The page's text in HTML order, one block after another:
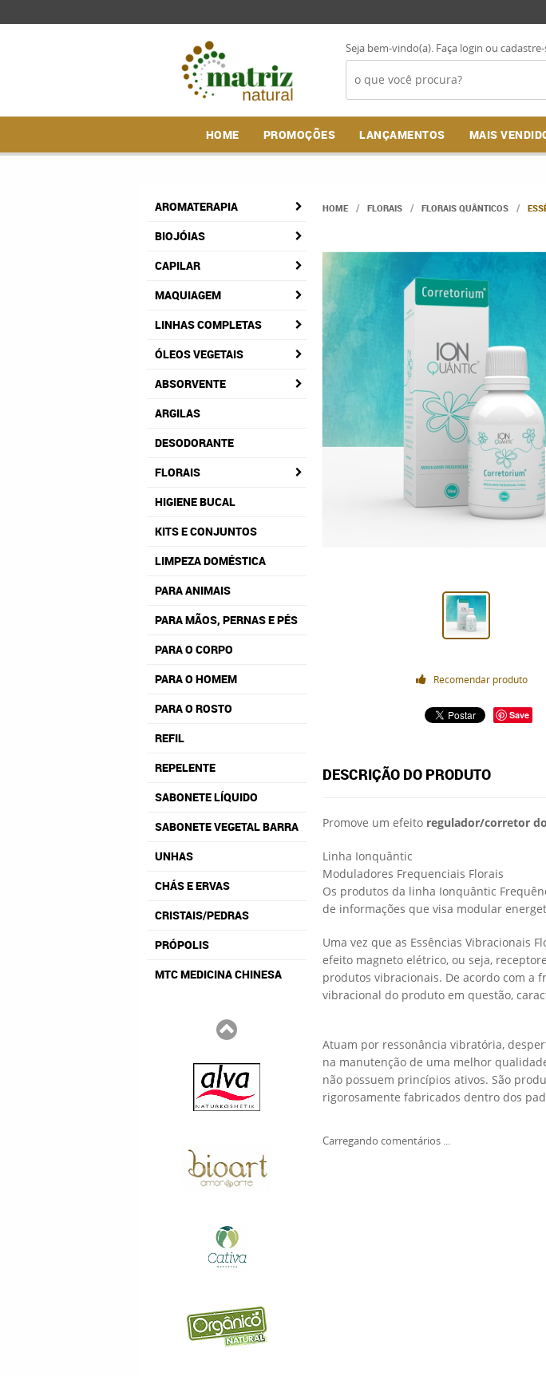
Seja bem-vindo(a). Faça login ou
HOME PROMOÇÕES LANÇAMENTOS MAIS
AROMATERAPIA
BIOJÓIAS
CAPILAR
MAQUIAGEM
LINHAS COMPLETAS
ÓLEOS VEGETAIS
ABSORVENTE
ARGILAS
DESODORANTE
FLORAIS
HIGIENE BUCAL
KITS E CONJUNTOS
LIMPEZA DOMÉSTICA
PARA ANIMAIS
PARA MÃOS, PERNAS E PÉS
PARA O CORPO
PARA O HOMEM
PARA O ROSTO
REFIL
REPELENTE
SABONETE LÍQUIDO
SABONETE VEGETAL BARRA
UNHAS
CHÁS E ERVAS
CRISTAIS/PEDRAS
PRÓPOLIS
MTC MEDICINA CHINESA
HOME FLORAIS FLORAIS QUÂNTICOS
Recomendar produto
Save
DESCRIÇÃO DO PRODUTO
Promove um efeito regulador/corretor
Linha Ionquântic
Moduladores Frequenciais Florais
Os produtos da linha Ionquântic
de informações que visa modular
Uma vez que as Essências Vibracionais
efeito magneto elétrico, ou seja,
produtos vibracionais. De acordo com a
vibracional do produto em questão,
Atuam por ressonância vibratória,
na manutenção de uma melhor
não possuem princípios ativos. São
rigorosamente fabricados dentro dos
Carregando comentários ...